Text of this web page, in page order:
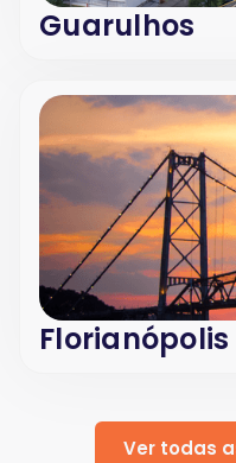
Guarulhos
Florianópolis
Ver todas